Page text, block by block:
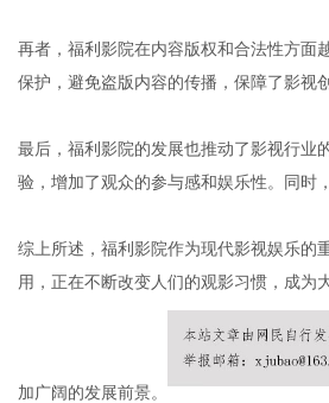
再者，福利影院在内容版权和合法性方面
保护，避免盗版内容的传播，保障了影视
最后，福利影院的发展也推动了影视行业
验，增加了观众的参与感和娱乐性。同时
综上所述，福利影院作为现代影视娱乐的
用，正在不断改变人们的观影习惯，成为
加广阔的发展前景。